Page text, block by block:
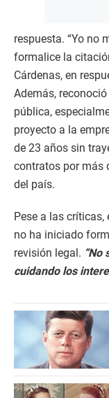
respuesta. “Yo no
formalice la
Cárdenas, en
Además,
pública,
proyecto a la
de 23 años sin
contratos por más
del país.
Pese a las
no ha iniciado
revisión legal. “No
cuidando los